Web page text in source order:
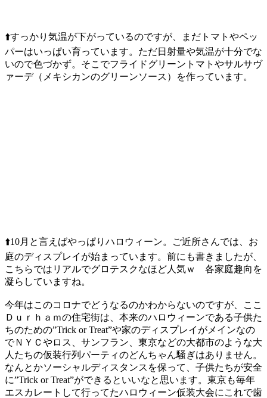
⬆️すっかり気温が下がっているのですが、まだトマトやペッ
パーはいっぱい育っています。ただ日射量や気温が十分でな
いので色づかず。そこでフライドグリーントマトやサルサヴ
ァーデ（メキシカンのグリーンソース）を作っています。
⬆️10月と言えばやっぱりハロウィーン。ご近所さんでは、お
庭のディスプレイが始まっています。前にも書きましたが、
こちらではリアルでグロテスクなほど人気ｗ 各家庭趣向を
凝らしていますね。
今年はこのコロナでどうなるのかわからないのですが、ここ
Ｄｕｒｈａｍの住宅街は、本来のハロウィーンである子供た
ちのための”Trick or Treat”や家のディスプレイがメインなの
でＮＹＣやロス、サンフラン、東京などの大都市のような大
人たちの仮装行列パーティのどんちゃん騒ぎはありません。
なんとかソーシャルディスタンスを保って、子供たちが安全
に”Trick or Treat”ができるといいなと思います。東京も毎年
エスカレートして行ってたハロウィーン仮装大会にこれで歯